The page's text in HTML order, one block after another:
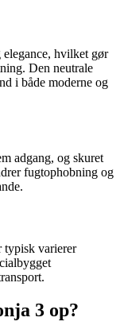
elegance, hvilket gør
Den neutrale
i både moderne og
adgang, og skuret
fugtophobning og
typisk varierer
3 op?